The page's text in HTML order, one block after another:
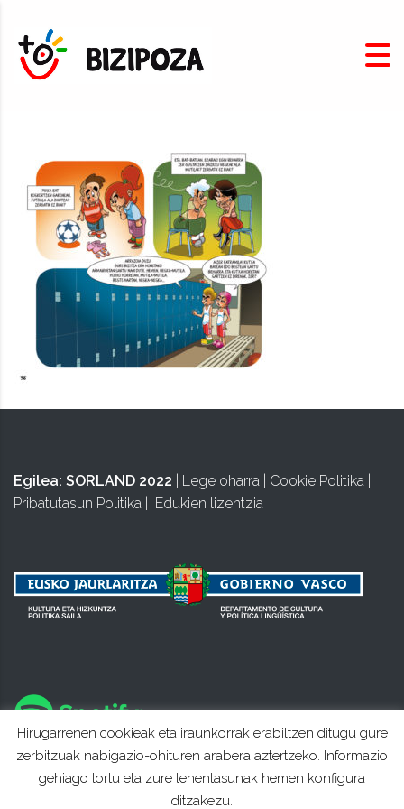
Egilea: SORLAND 2022 Lege oharra Cookie Politika
Pribatutasun Politika
Edukien lizentzia
Hirugarrenen cookieak eta iraunkorrak erabiltzen ditugu gure
zerbitzuak nabigazio-ohituren arabera aztertzeko. Informazio
gehiago lortu eta zure lehentasunak hemen konfigura
ditzakezu.